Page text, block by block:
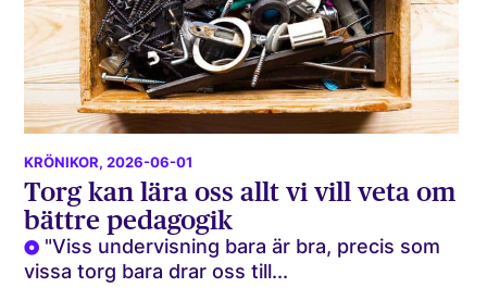
KRÖNIKOR, 2026-06-01
Torg kan lära oss allt vi vill veta om
bättre pedagogik
"Viss undervisning bara är bra, precis som
vissa torg bara drar oss till...